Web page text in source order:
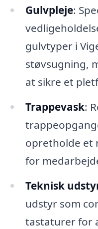
Gulvpleje:
gulvtyper i
støvsugning,
at sikre et
Trappevask:
opretholde et
for
Teknisk
udstyr som
tastaturer for